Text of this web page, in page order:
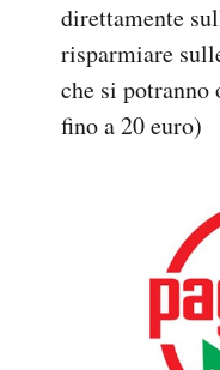
direttamente
risparmiare
che si
fino a 20 euro)